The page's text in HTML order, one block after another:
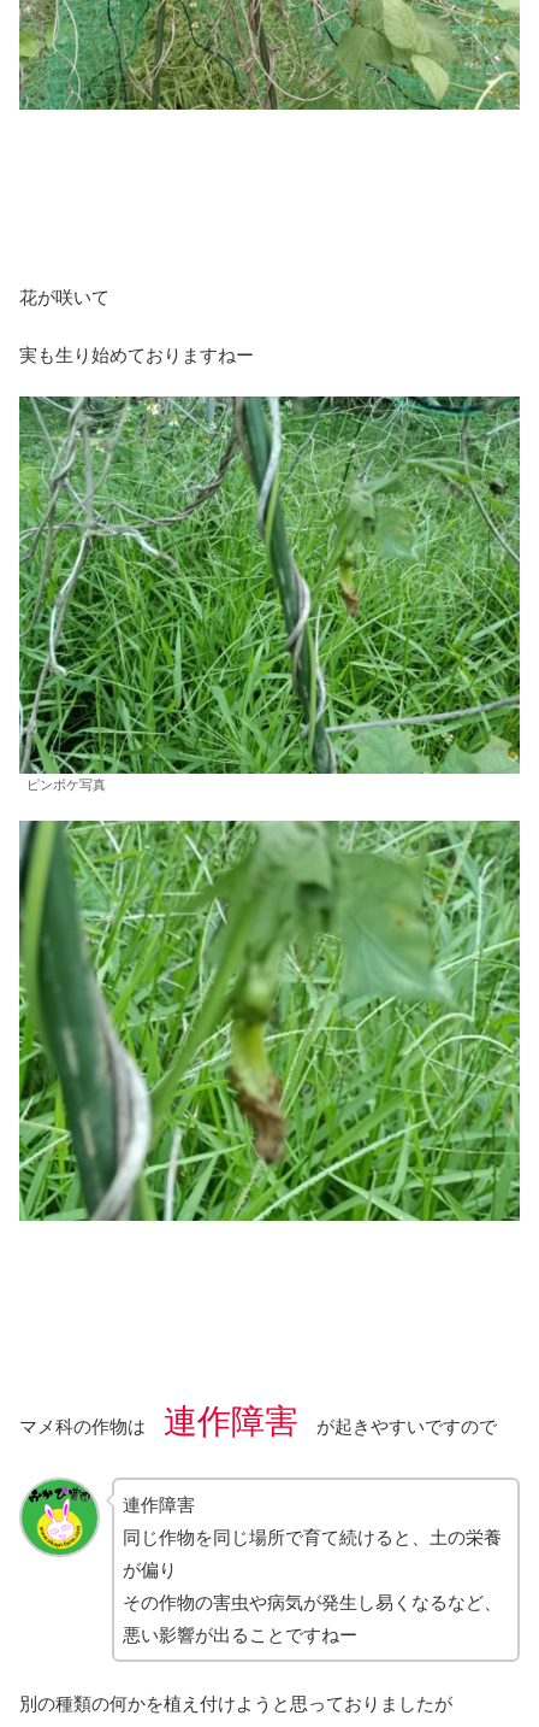
花が咲いて
実も生り始めておりますねー
ピンボケ写真
マメ科の作物は 連作障害 が起きやすいですので
連作障害
同じ作物を同じ場所で育て続けると、土の栄養
が偏り
その作物の害虫や病気が発生し易くなるなど、
悪い影響が出ることですねー
別の種類の何かを植え付けようと思っておりましたが